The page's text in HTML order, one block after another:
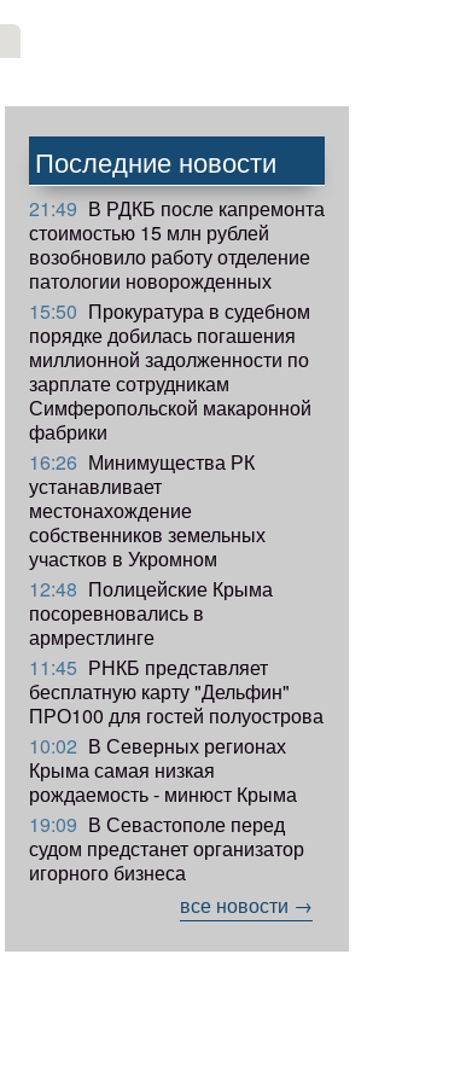
Последние новости
21:49 В РДКБ после капремонта
стоимостью 15 млн рублей
возобновило работу отделение
патологии новорожденных
15:50 Прокуратура в судебном
порядке добилась погашения
миллионной задолженности по
зарплате сотрудникам
Симферопольской макаронной
фабрики
16:26 Минимущества РК
устанавливает
местонахождение
собственников земельных
участков в Укромном
12:48 Полицейские Крыма
посоревновались в
армрестлинге
11:45 РНКБ представляет
бесплатную карту "Дельфин"
ПРО100 для гостей полуострова
10:02 В Северных регионах
Крыма самая низкая
рождаемость - минюст Крыма
19:09 В Севастополе перед
судом предстанет организатор
игорного бизнеса
все новости →